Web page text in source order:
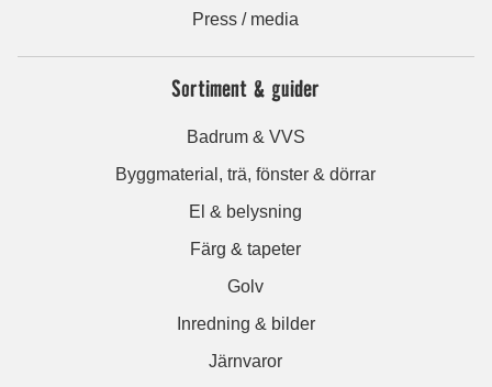
Press / media
Sortiment & guider
Badrum & VVS
Byggmaterial, trä, fönster & dörrar
El & belysning
Färg & tapeter
Golv
Inredning & bilder
Järnvaror